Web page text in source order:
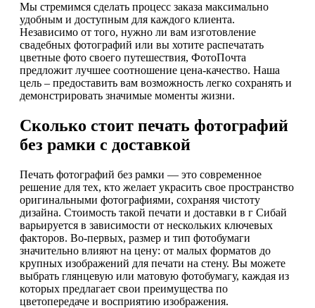
Мы стремимся сделать процесс заказа максимально
удобным и доступным для каждого клиента.
Независимо от того, нужно ли вам изготовление
свадебных фотографий или вы хотите распечатать
цветные фото своего путешествия, ФотоПочта
предложит лучшее соотношение цена-качество. Наша
цель – предоставить вам возможность легко сохранять и
демонстрировать значимые моменты жизни.
Сколько стоит печать фотографий
без рамки с доставкой
Печать фотографий без рамки — это современное
решение для тех, кто желает украсить свое пространство
оригинальными фотографиями, сохраняя чистоту
дизайна. Стоимость такой печати и доставки в г Сибай
варьируется в зависимости от нескольких ключевых
факторов. Во-первых, размер и тип фотобумаги
значительно влияют на цену: от малых форматов до
крупных изображений для печати на стену. Вы можете
выбрать глянцевую или матовую фотобумагу, каждая из
которых предлагает свои преимущества по
цветопередаче и восприятию изображения.